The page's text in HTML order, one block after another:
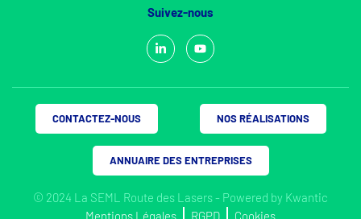
Suivez-nous
© 2024 La SEML Route des Lasers - Powered by Kwantic
Mentions Légales
RGPD Cookies
CONTACTEZ-NOUS NOS RÉALISATIONS
ANNUAIRE DES ENTREPRISES